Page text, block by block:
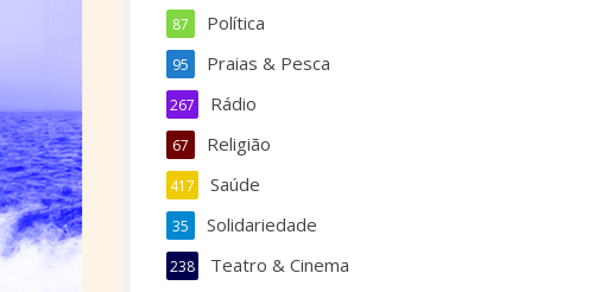
Política
87
Praias & Pesca
95
Rádio
267
Religião
67
Saúde
417
Solidariedade
35
Teatro & Cinema
238